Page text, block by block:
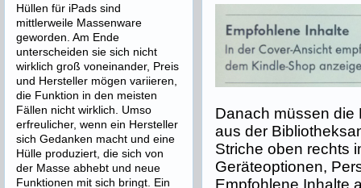
Danach müssen die
aus der
Striche oben rechts
Geräteoptionen,
Empfohlene Inhalte
Hüllen für iPads sind
mittlerweile Massenware
geworden. Am Ende
unterscheiden sie sich nicht
wirklich groß voneinander, Preis
und Hersteller mögen variieren,
die Funktion in den meisten
Fällen nicht wirklich. Umso
erfreulicher, wenn ein Hersteller
sich Gedanken macht und eine
Hülle produziert, die sich von
der Masse abhebt und neue
Funktionen mit sich bringt. Ein